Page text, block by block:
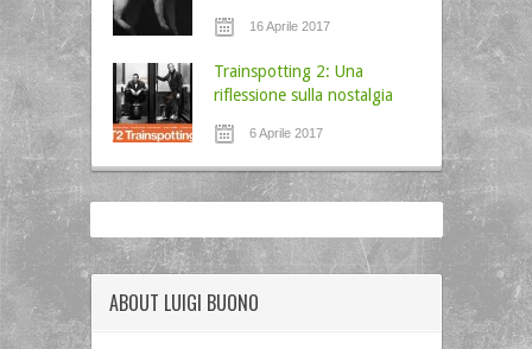
16 Aprile 2017
Trainspotting 2: Una
riflessione sulla nostalgia
6 Aprile 2017
ABOUT LUIGI BUONO